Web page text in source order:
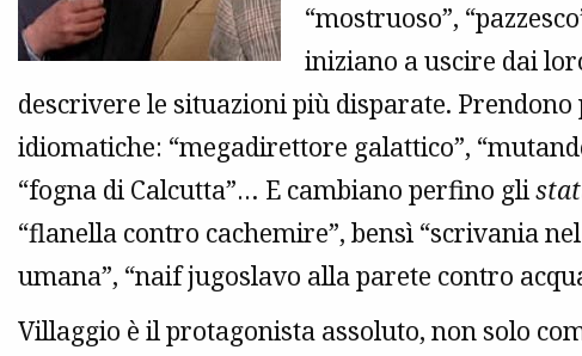
“mostruoso”,
iniziano a uscire dai
descrivere le situazioni più disparate.
idiomatiche: “megadirettore galattico”,
“fogna di Calcutta”… E cambiano perfino gli
“flanella contro cachemire”, bensì “scrivania
umana”, “naif jugoslavo alla parete contro
Villaggio è il protagonista assoluto, non solo